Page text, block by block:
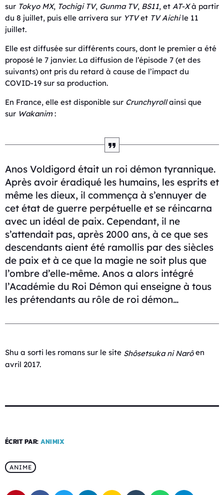
sur Tokyo MX, Tochigi TV, Gunma TV, BS11, et AT-Xà partir
du 8 juillet, puis elle arrivera sur YTVet TV Aichile 11
juillet.
Elle est diffusée sur différents cours, dont le premier a été
proposé le 7 janvier. La diffusion de l’épisode 7 (et des
suivants) ont pris du retard à cause de l’impact du
COVID-19 sur sa production.
En France, elle est disponible sur Crunchyrollainsi que
sur Wakanim:
Anos Voldigord était un roi démon tyrannique.
Après avoir éradiqué les humains, les esprits et
même les dieux, il commença à s’ennuyer de
cet état de guerre perpétuelle et se réincarna
avec un idéal de paix. Cependant, il ne
s’attendait pas, après 2000 ans, à ce que ses
descendants aient été ramollis par des siècles
de paix et à ce que la magie ne soit plus que
l’ombre d’elle-même. Anos a alors intégré
l’Académie du Roi Démon qui enseigne à tous
les prétendants au rôle de roi démon…
Shu a sorti les romans sur le site Shôsetsuka ni Narôen
avril 2017.
ÉCRIT PAR: ANIMIX
ANIME